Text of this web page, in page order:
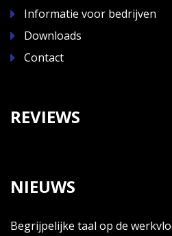
Informatie voor bedrijven
Downloads
Contact
REVIEWS
NIEUWS
Begrijpelijke taal op de